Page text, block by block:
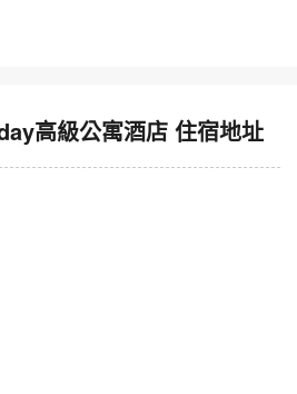
高級公寓酒店 住宿地址